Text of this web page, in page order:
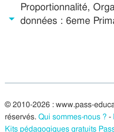
Proportionnalité,
données : 6eme
© 2010-2026 : www.pass-
réservés. Qui sommes-nous ? -
Kits pédagogiques gratuits